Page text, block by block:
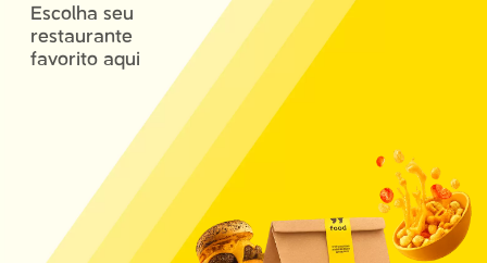
Escolha seu
restaurante
favorito aqui